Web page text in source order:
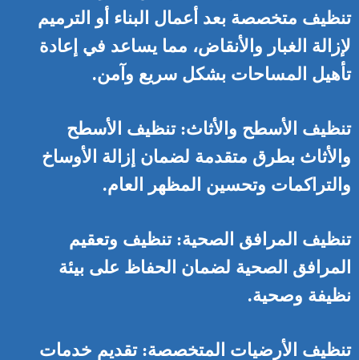
تنظيف متخصصة بعد أعمال البناء أو الترميم
لإزالة الغبار والأنقاض، مما يساعد في إعادة
تأهيل المساحات بشكل سريع وآمن.
تنظيف الأسطح والأثاث: تنظيف الأسطح
والأثاث بطرق متقدمة لضمان إزالة الأوساخ
والتراكمات وتحسين المظهر العام.
تنظيف المرافق الصحية: تنظيف وتعقيم
المرافق الصحية لضمان الحفاظ على بيئة
نظيفة وصحية.
تنظيف الأرضيات المتخصصة: تقديم خدمات